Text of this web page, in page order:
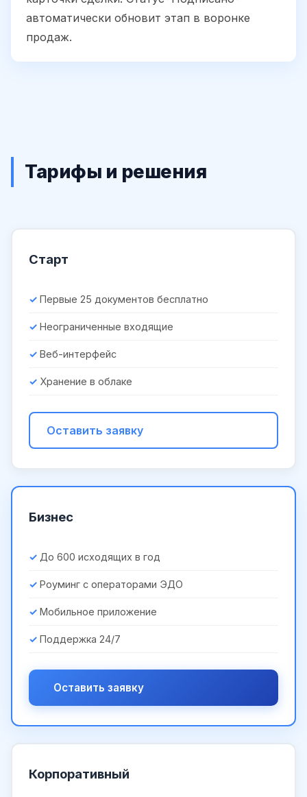
автоматически обновит этап в воронке
продаж.
Тарифы и решения
Старт
Первые 25 документов бесплатно
Неограниченные входящие
Веб-интерфейс
Хранение в облаке
Оставить заявку
Бизнес
До 600 исходящих в год
Роуминг с операторами ЭДО
Мобильное приложение
Поддержка 24/7
Оставить заявку
Корпоративный